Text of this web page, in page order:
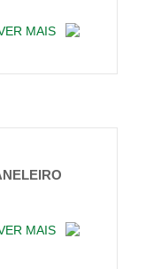
MAIS
MAIS